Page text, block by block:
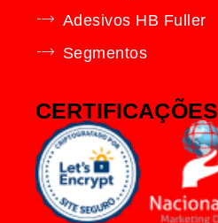
Adesivos HB Fuller
Segmentos
CERTIFICAÇÕES